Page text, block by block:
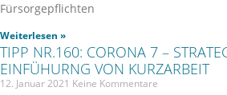
Fürsorgepflichten
Weiterlesen »
TIPP NR.160: CORONA 7 –
EINFÜHURNG VON KURZARBEIT
12. Januar 2021 Keine Kommentare